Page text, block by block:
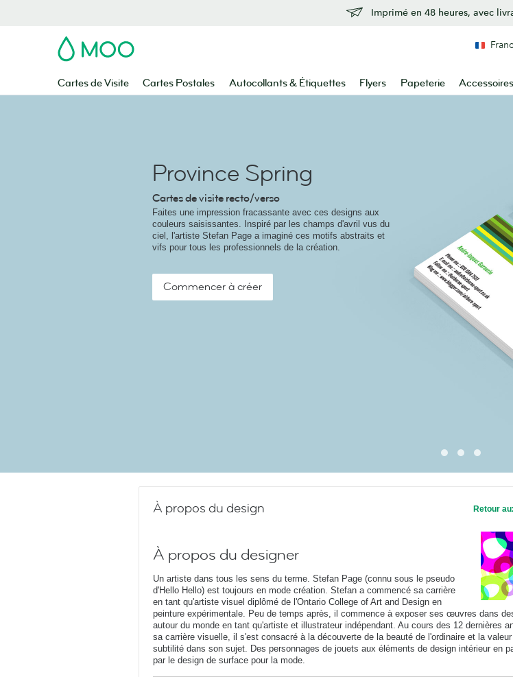
Imprimé en 48 heures, avec
MOO
Cartes de Visite Cartes Postales Autocollants & Étiquettes Flyers Papeterie Accessoires
Province Spring
Cartes de visite recto/verso
Faites une impression fracassante avec ces designs aux
couleurs saisissantes. Inspiré par les champs d'avril vus du
ciel, l'artiste Stefan Page a imaginé ces motifs abstraits et
vifs pour tous les professionnels de la création.
Commencer à créer
À propos du design Retour
À propos du designer
Un artiste dans tous les sens du terme. Stefan Page (connu sous le pseudo
d'Hello Hello) est toujours en mode création. Stefan a commencé sa carrière
en tant qu'artiste visuel diplômé de l'Ontario College of Art and Design en
peinture expérimentale. Peu de temps après, il commence à exposer ses œuvres dans
autour du monde en tant qu'artiste et illustrateur indépendant. Au cours des 12 dernières
sa carrière visuelle, il s'est consacré à la découverte de la beauté de l'ordinaire et la
subtilité dans son sujet. Des personnages de jouets aux éléments de design intérieur en
par le design de surface pour la mode.